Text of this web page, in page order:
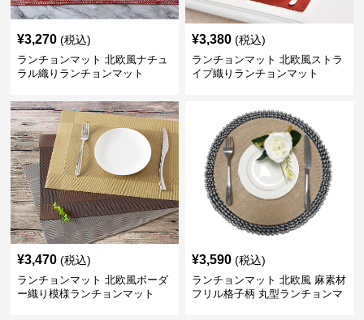
¥3,270 (税込)
ランチョンマット 北欧風ナチュ
ラル織りランチョンマット
¥3,380 (税込)
ランチョンマット 北欧風ストラ
イプ織りランチョンマット
¥3,470 (税込)
ランチョンマット 北欧風ボーダ
ー織り模様ランチョンマット
¥3,590 (税込)
ランチョンマット 北欧風 麻素材
フリル格子柄 丸型ランチョンマ